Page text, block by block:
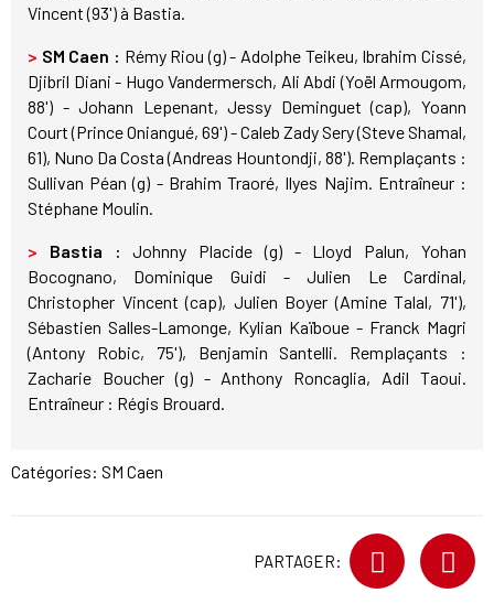
Vincent (93') à Bastia.
> SM Caen : Rémy Riou (g) - Adolphe Teikeu, Ibrahim Cissé,
Djibril Diani - Hugo Vandermersch, Ali Abdi (Yoël Armougom,
88') - Johann Lepenant, Jessy Deminguet (cap), Yoann
Court (Prince Oniangué, 69') - Caleb Zady Sery (Steve Shamal,
61), Nuno Da Costa (Andreas Hountondji, 88'). Remplaçants :
Sullivan Péan (g) - Brahim Traoré, Ilyes Najim. Entraîneur :
Stéphane Moulin.
> Bastia : Johnny Placide (g) - Lloyd Palun, Yohan
Bocognano, Dominique Guidi - Julien Le Cardinal,
Christopher Vincent (cap), Julien Boyer (Amine Talal, 71'),
Sébastien Salles-Lamonge, Kylian Kaïboue - Franck Magri
(Antony Robic, 75'), Benjamin Santelli. Remplaçants :
Zacharie Boucher (g) - Anthony Roncaglia, Adil Taoui.
Entraîneur : Régis Brouard.
Catégories: SM Caen
PARTAGER: